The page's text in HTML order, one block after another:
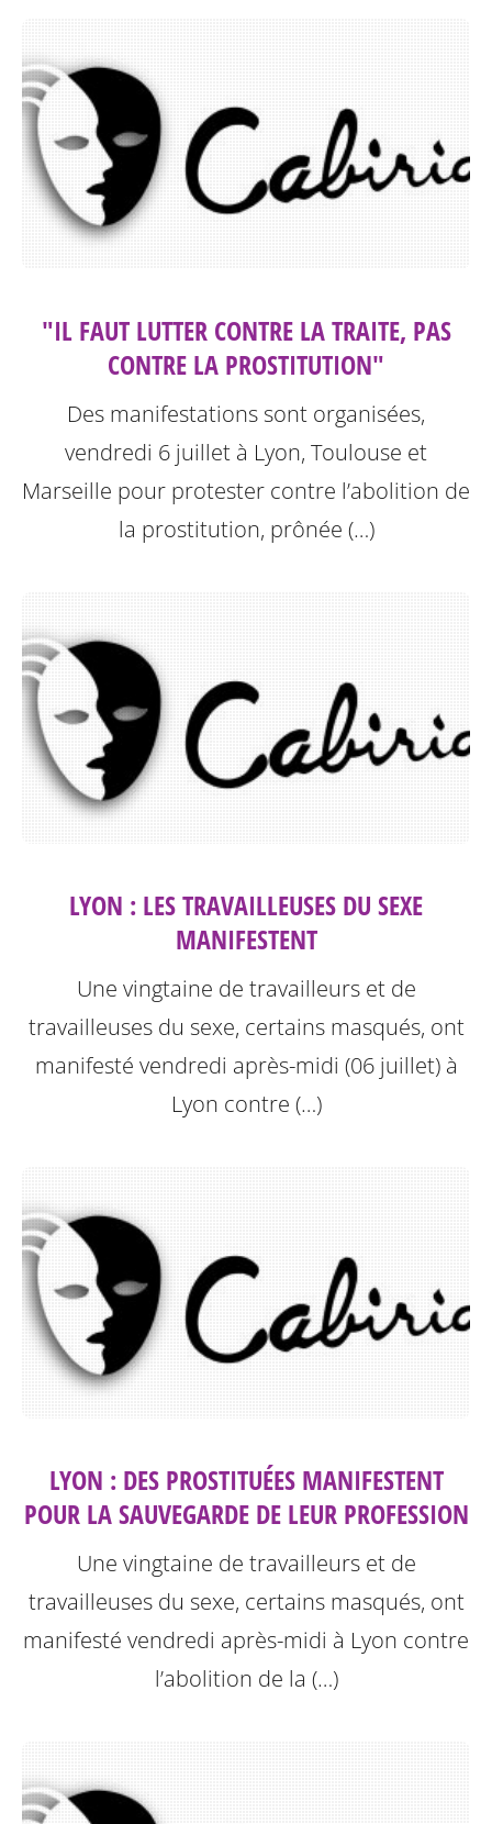
"IL FAUT LUTTER CONTRE LA TRAITE, PAS
CONTRE LA PROSTITUTION"
Des manifestations sont organisées,
vendredi 6 juillet à Lyon, Toulouse et
Marseille pour protester contre l’abolition de
la prostitution, prônée (…)
LYON : LES TRAVAILLEUSES DU SEXE
MANIFESTENT
Une vingtaine de travailleurs et de
travailleuses du sexe, certains masqués, ont
manifesté vendredi après-midi (06 juillet) à
Lyon contre (…)
LYON : DES PROSTITUÉES MANIFESTENT
POUR LA SAUVEGARDE DE LEUR PROFESSION
Une vingtaine de travailleurs et de
travailleuses du sexe, certains masqués, ont
manifesté vendredi après-midi à Lyon contre
l’abolition de la (…)